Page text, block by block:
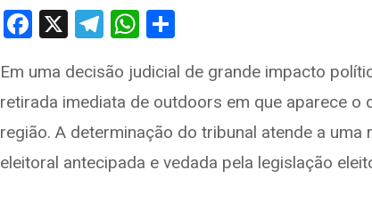
F
ce
b
o
o
X
T
e
gr
a
m
W
at
s
A
p
ar
e
Em uma decisão judicial de grande impacto
retirada imediata de outdoors em que aparece
região. A determinação do tribunal atende a
eleitoral antecipada e vedada pela legislação